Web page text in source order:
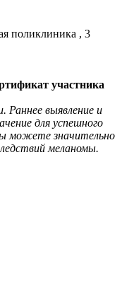
поликлиника , 3
участника
Раннее выявление и
для успешного
можете значительно
меланомы.